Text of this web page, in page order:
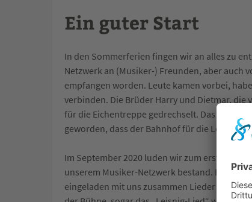
Ein guter Start
In den Sommerferien fingen wir an alles zu
Netzwerk an (Musiker-) Freunden, aber auch
empfangen worden. Leute kamen vorbei,
verbinden. Die Brüder Harry und Dietmar, die
für die Eichentreppe gedrechselt. Das Alte
geworden, dass der Bahnhof für die Leisniger
Im September 2020 luden wir zum ersten
unserem Musiker-Netzwerk bestand. Eine
eingeladen mit uns zusammen Lieder aus